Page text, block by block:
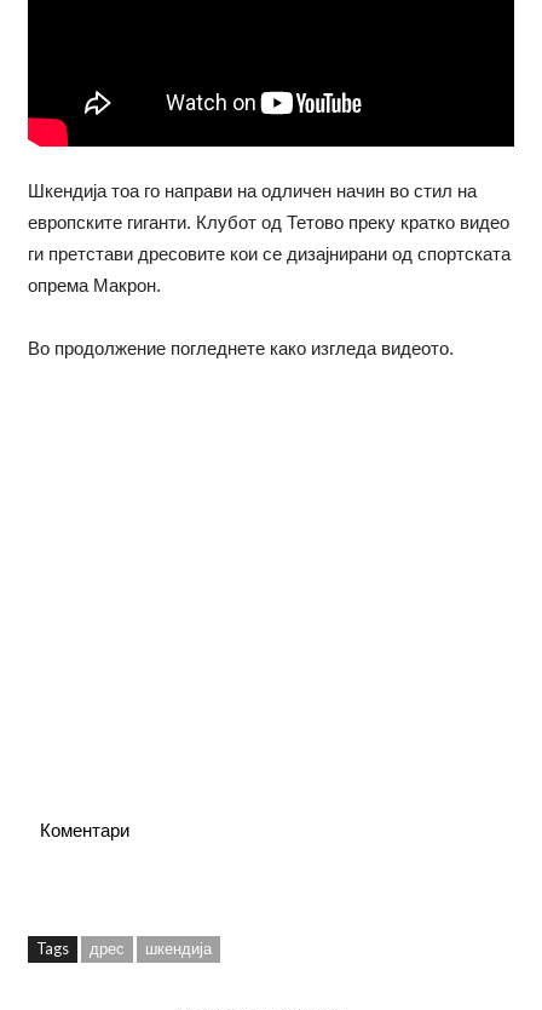
Шкендија тоа го направи на одличен начин во стил на
европските гиганти. Клубот од Тетово преку кратко видео
ги претстави дресовите кои се дизајнирани од спортската
опрема Макрон.
Во продолжение погледнете како изгледа видеото.
Коментари
Tags дрес шкендија